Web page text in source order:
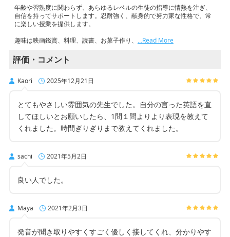
年齢や習熟度に関わらず、あらゆるレベルの生徒の指導に情熱を注ぎ、
自信を持ってサポートします。忍耐強く、献身的で努力家な性格で、常
に楽しい授業を提供します。
趣味は映画鑑賞、料理、読書、お菓子作り、 …Read More
評価・コメント
Kaori 2025年12月21日
とてもやさしい雰囲気の先生でした。自分の言った英語を直
してほしいとお願いしたら、1問１問よりより表現を教えて
くれました。時間ぎりぎりまで教えてくれました。
sachi 2021年5月2日
良い人でした。
Maya 2021年2月3日
発音が聞き取りやすくすごく優しく接してくれ、分かりやす